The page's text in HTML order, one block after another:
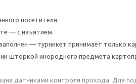
посетителя.
— с изъятием.
— турникет принимает только
шторкой инородного предмета
датчиками контроля прохода. Для